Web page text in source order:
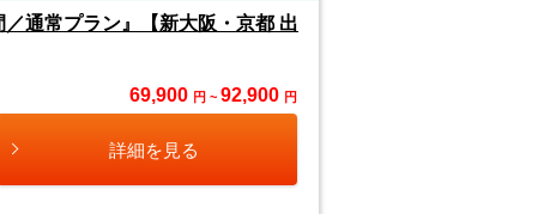
通常プラン』【新大阪・京都 出
69,900 円 ~ 92,900 円
詳細を見る